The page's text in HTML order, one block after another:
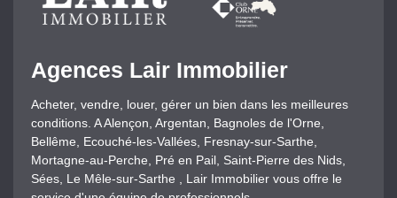
Agences Lair Immobilier
Acheter, vendre, louer, gérer un bien dans les meilleures
conditions. A Alençon, Argentan, Bagnoles de l'Orne,
Bellême, Ecouché-les-Vallées, Fresnay-sur-Sarthe,
Mortagne-au-Perche, Pré en Pail, Saint-Pierre des Nids,
Sées, Le Mêle-sur-Sarthe , Lair Immobilier vous offre le